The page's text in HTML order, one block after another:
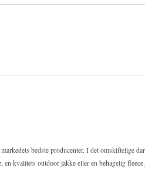
bedste producenter. I det omskiftelige
, enkvalitets outdoor jakkeeller enbehagelig